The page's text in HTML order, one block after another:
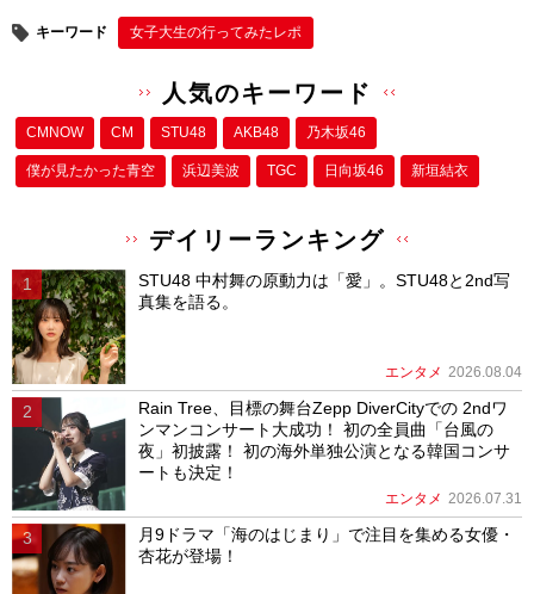
キーワード 女子大生の行ってみたレポ
人気のキーワード
CMNOW CM STU48 AKB48 乃木坂46
僕が⾒たかった⻘空 浜辺美波 TGC 日向坂46 新垣結衣
デイリーランキング
STU48 中村舞の原動力は「愛」。STU48と2nd写
真集を語る。
エンタメ 2026.08.04
Rain Tree、目標の舞台Zepp DiverCityでの 2ndワ
ンマンコンサート大成功！ 初の全員曲「台風の
夜」初披露！ 初の海外単独公演となる韓国コンサ
ートも決定！
エンタメ 2026.07.31
月9ドラマ「海のはじまり」で注目を集める女優・
杏花が登場！